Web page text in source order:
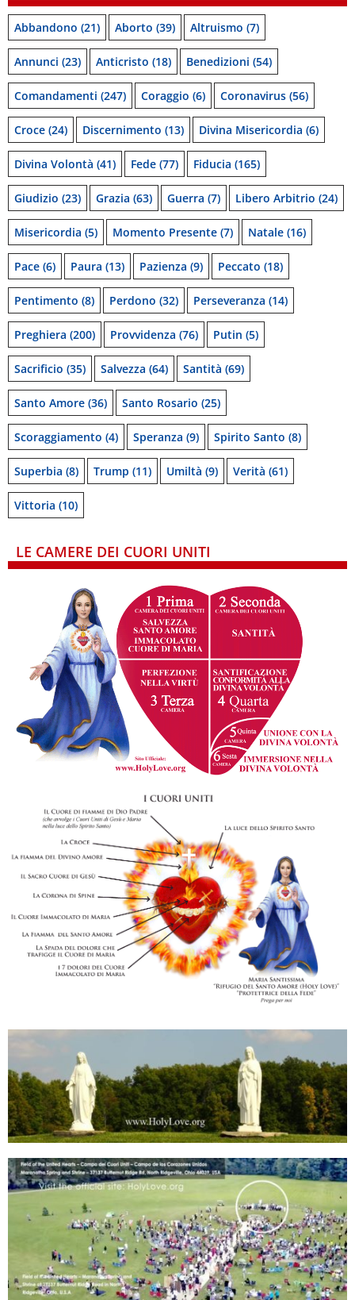
Abbandono (21) Aborto (39) Altruismo (7)
Annunci (23) Anticristo (18) Benedizioni (54)
Comandamenti (247) Coraggio (6) Coronavirus (56)
Croce (24) Discernimento (13) Divina Misericordia (6)
Divina Volontà (41) Fede (77) Fiducia (165)
Giudizio (23) Grazia (63) Guerra (7) Libero Arbitrio (24)
Misericordia (5) Momento Presente (7) Natale (16)
Pace (6) Paura (13) Pazienza (9) Peccato (18)
Pentimento (8) Perdono (32) Perseveranza (14)
Preghiera (200) Provvidenza (76) Putin (5)
Sacrificio (35) Salvezza (64) Santità (69)
Santo Amore (36) Santo Rosario (25)
Scoraggiamento (4) Speranza (9) Spirito Santo (8)
Superbia (8) Trump (11) Umiltà (9) Verità (61)
Vittoria (10)
LE CAMERE DEI CUORI UNITI